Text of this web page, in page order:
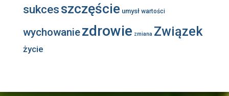
sukcesszczęście umysł wartości
wychowaniezdrowie zmiana Związek
życie